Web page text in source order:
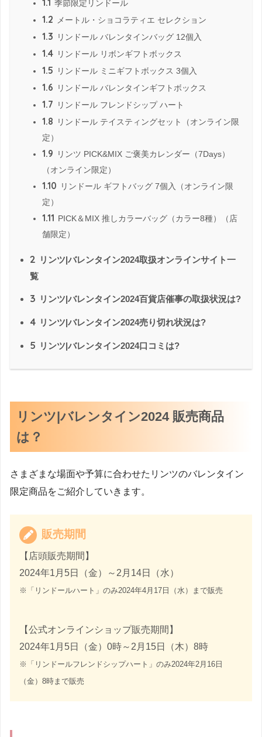
1.1 季節限定リンドール
1.2 メートル・ショコラティエ セレクション
1.3 リンドール バレンタインバッグ 12個入
1.4 リンドール リボンギフトボックス
1.5 リンドール ミニギフトボックス 3個入
1.6 リンドール バレンタインギフトボックス
1.7 リンドール フレンドシップ ハート
1.8
リンドール テイスティングセット（オンライン限
定）
1.9
リンツ PICK&MIX ご褒美カレンダー（7Days）
（オンライン限定）
1.10
リンドール ギフトバッグ 7個入（オンライン限
定）
1.11 PICK＆MIX 推しカラーバッグ（カラー8種）（店
舗限定）
2 リンツ|バレンタイン2024取扱オンラインサイト一
覧
3 リンツ|バレンタイン2024百貨店催事の取扱状況は?
4 リンツ|バレンタイン2024売り切れ状況は?
5 リンツ|バレンタイン2024口コミは?
リンツ|バレンタイン2024 販売商品
は？
さまざまな場面や予算に合わせたリンツのバレンタイン
限定商品をご紹介していきます。
販売期間
【店頭販売期間】
2024年1月5日（金）～2月14日（水）
※「リンドールハート」のみ2024年4月17日（水）まで販売
【公式オンラインショップ販売期間】
2024年1月5日（金）0時～2月15日（木）8時
※「リンドールフレンドシップハート」のみ2024年2月16日
（金）8時まで販売